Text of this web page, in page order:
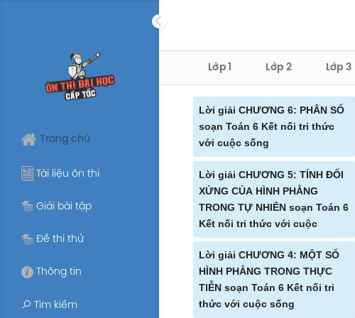
Trang chủ
Tài liệu ôn thi
Giải bài tập
Đề thi thử
Thông tin
Tìm kiếm
Lớp 1 Lớp 2 Lớp 3
Lời giải CHƯƠNG 6: PHÂN SỐ
soạn Toán 6 Kết nối tri thức
với cuộc sống
Lời giải LUYỆN TẬP CHUNG
soạn Toán 6 Trang 25 Kết
nối tri thức với cuộc sống
Lời giải BÀI TẬP CUỐI
CHƯƠNG 6 soạn Toán 6
Trang 27 Kết nối tri thức
với cuộc sống
Lời giải BÀI 23: MỞ RỘNG
Lời giải CHƯƠNG 5: TÍNH ĐỐI
XỨNG CỦA HÌNH PHẲNG
TRONG TỰ NHIÊN soạn Toán 6
Kết nối tri thức với cuộc
Lời giải BÀI 21: HÌNH CÓ
TRỤC ĐỐI XỨNG soạn Toán
6 Trang 99 100 101 102 Kết
nối tri thức với cuộc sống
Lời giải CHƯƠNG 4: MỘT SỐ
HÌNH PHẲNG TRONG THỰC
TIỄN soạn Toán 6 Kết nối tri
thức với cuộc sống